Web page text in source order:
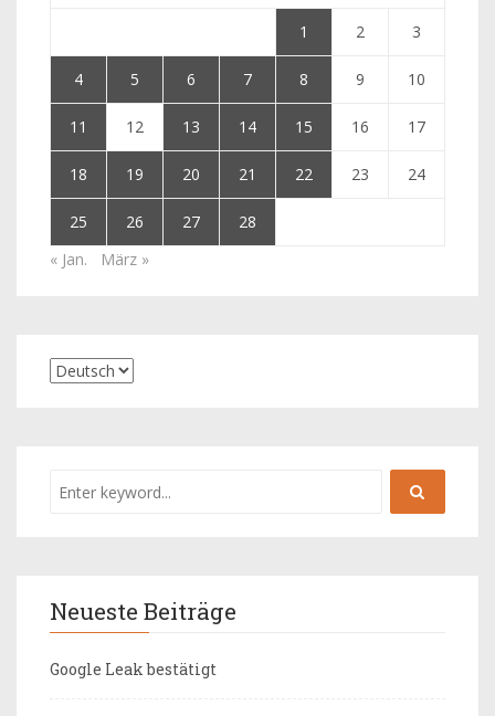
1 2 3
4 5 6 7 8 9 10
11 12 13 14 15 16 17
18 19 20 21 22 23 24
25 26 27
28
« Jan.
März »
Neueste Beiträge
Google Leak bestätigt